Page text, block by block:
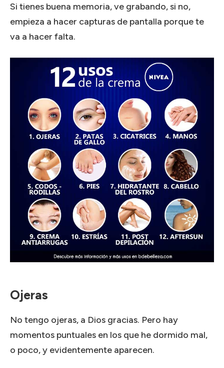
Si tienes buena memoria, ve grabando, si no,
empieza a hacer capturas de pantalla porque te
va a hacer falta.
Ojeras
No tengo ojeras, a Dios gracias. Pero hay
momentos puntuales en los que he dormido mal,
o poco, y evidentemente aparecen.